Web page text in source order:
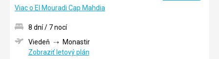
Viac o El Mouradi Cap Mahdia
8 dní / 7 nocí
Viedeň
Monastir
Zobraziť letový plán